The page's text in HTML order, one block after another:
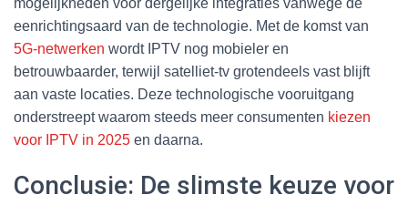
mogelijkheden voor dergelijke integraties vanwege de
eenrichtingsaard van de technologie. Met de komst van
5G-netwerken wordt IPTV nog mobieler en
betrouwbaarder, terwijl satelliet-tv grotendeels vast blijft
aan vaste locaties. Deze technologische vooruitgang
onderstreept waarom steeds meer consumenten kiezen
voor IPTV in 2025 en daarna.
Conclusie: De slimste keuze voor